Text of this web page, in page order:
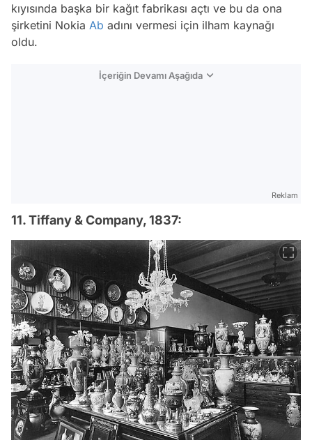
kıyısında başka bir kağıt fabrikası açtı ve bu da ona
şirketini Nokia Ab adını vermesi için ilham kaynağı
oldu.
İçeriğin Devamı Aşağıda
Reklam
11. Tiffany & Company, 1837: